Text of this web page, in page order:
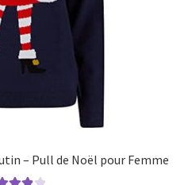
– Pull de Noël pour Femme